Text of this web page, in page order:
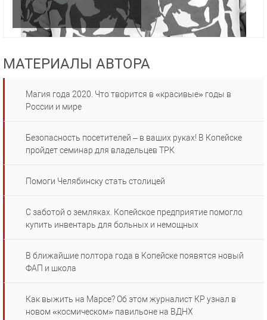
МАТЕРИАЛЫ АВТОРА
Магия года 2020. Что творится в «красивые» годы в
России и мире
Безопасность посетителей – в ваших руках! В Копейске
пройдет семинар для владельцев ТРК
Помоги Челябинску стать столицей
С заботой о земляках. Копейское предприятие помогло
купить инвентарь для больных и немощных
В ближайшие полтора года в Копейске появятся новый
ФАП и школа
Как выжить на Марсе? Об этом журналист КР узнал в
новом «космическом» павильоне на ВДНХ